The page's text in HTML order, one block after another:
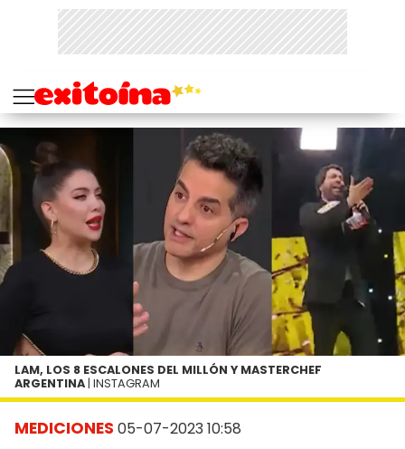
MEDICIONES 05-07-2023 10:58
LAM, LOS 8 ESCALONES DEL MILLÓN Y MASTERCHEF
ARGENTINA | INSTAGRAM